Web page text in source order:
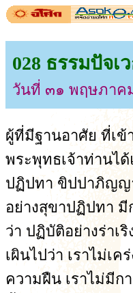
028 ธรรมปัจ
วันที่ ๓๑ พฤษภา
ผู้ที่มีฐานอาศัย ที่เข้
พระพุทธเจ้าท่านไ
ปฏิปทา ขิปปาภิญญ
อย่างสุขาปฏิปทา มี
ว่า ปฏิบัติอย่างร่าเ
เผินไปว่า เราไม่เ
ความฝืน เราไม่มีก